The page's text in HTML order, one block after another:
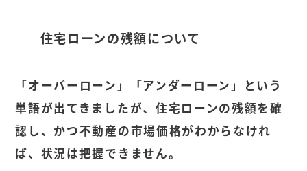
住宅ローンの残額について
「オーバーローン」「アンダーローン」という
単語が出てきましたが、住宅ローンの残額を確
認し、かつ不動産の市場価格がわからなけれ
ば、状況は把握できません。